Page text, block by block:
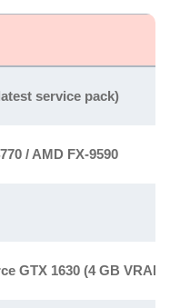
service pack)
/ AMD FX-9590
GTX 1630 (4 GB